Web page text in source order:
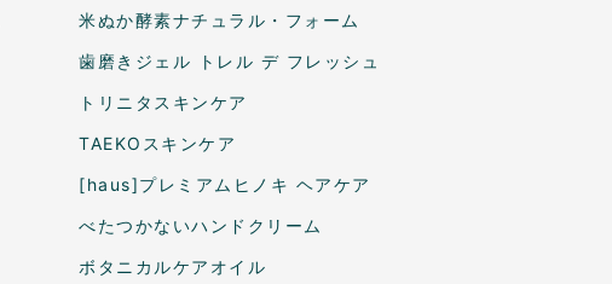
米ぬか酵素ナチュラル・フォーム
歯磨きジェル トレル デ フレッシュ
トリニタスキンケア
TAEKOスキンケア
[haus]プレミアムヒノキ ヘアケア
べたつかないハンドクリーム
ボタニカルケアオイル